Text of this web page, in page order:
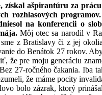
ašpirantúru za
rozhlasových
na konferencii o
Môj otec sa narodil v
z Bratislavy či z jej
do Benátok 27 rokov.
že pre moju generáciu
27-ročného čakania. Iba
že máme pocity
bolo zázrak, ktorý